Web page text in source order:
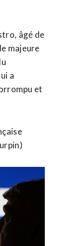
âgé de
majeure
a
et